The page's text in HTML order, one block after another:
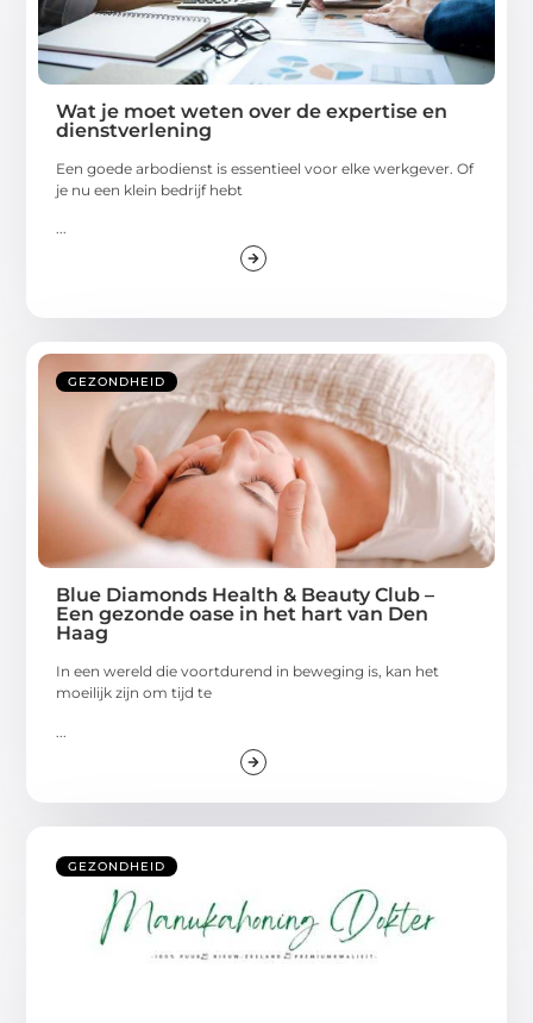
Wat je moet weten over de expertise en
dienstverlening
Een goede arbodienst is essentieel voor elke werkgever. Of
je nu een klein bedrijf hebt
...
GEZONDHEID
Blue Diamonds Health & Beauty Club –
Een gezonde oase in het hart van Den
Haag
In een wereld die voortdurend in beweging is, kan het
moeilijk zijn om tijd te
GEZONDHEID